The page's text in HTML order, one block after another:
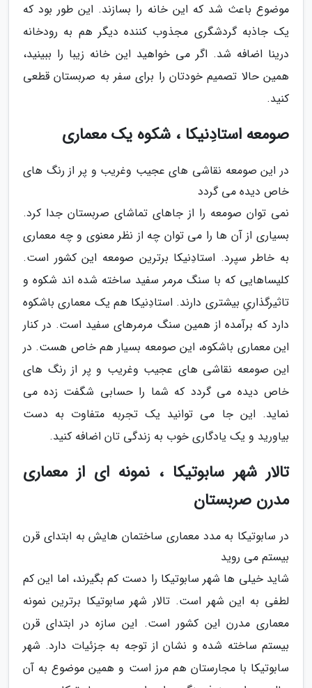
موضوع باعث شد که این خانه را بسازند. این طور بود که
یک جاذبه گردشگری مجذوب کننده دیگر هم به رودخانه
درینا اضافه شد. اگر می خواهید این خانه زیبا را ببینید،
همین حالا تصمیم خودتان را برای سفر به صربستان قطعی
کنید.
صومعه استادِنیکا ، شکوه یک معماری
در این صومعه نقاشی های عجیب وغریب و پر از رنگ های
خاص دیده می گردد
نمی توان صومعه را از جاهای تماشای صربستان جدا کرد.
بسیاری از آن ها را می توان چه از نظر معنوی و چه معماری
به خاطر سپرد. استادِنیکا برترین صومعه این کشور است.
کلیساهایی که با سنگ مرمر سفید ساخته شده اند شکوه و
تاثیرگذاریِ بیشتری دارند. استادِنیکا هم یک معماری باشکوه
دارد که برآمده از همین سنگ مرمرهای سفید است. در کنار
این معماری باشکوه، این صومعه بسیار هم خاص هست. در
این صومعه نقاشی های عجیب وغریب و پر از رنگ های
خاص دیده می گردد که شما را حسابی شگفت زده می
نماید. این جا می توانید یک تجربه متفاوت به دست
بیاورید و یک یادگاری خوب به زندگی تان اضافه کنید.
تالار شهر سابوتیکا ، نمونه ای از معماری
مدرن صربستان
در سابوتیکا به مدد معماری ساختمان هایش به ابتدای قرن
بیستم می روید
شاید خیلی ها شهر سابوتیکا را دست کم بگیرند، اما این کم
لطفی به این شهر است. تالار شهر سابوتیکا برترین نمونه
معماری مدرن این کشور است. این سازه در ابتدای قرن
بیستم ساخته شده و نشان از توجه به جزئیات دارد. شهر
سابوتیکا با مجارستان هم مرز است و همین موضوع به آن